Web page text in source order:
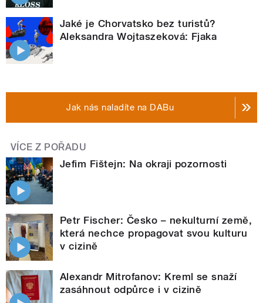
Jaké je Chorvatsko bez turistů?
Aleksandra Wojtaszeková: Fjaka
Jak nás naladíte na DABu
VÍCE Z POŘADU
Jefim Fištejn: Na okraji pozornosti
Petr Fischer: Česko – nekulturní země,
která nechce propagovat svou kulturu
v cizině
Alexandr Mitrofanov: Kreml se snaží
zasáhnout odpůrce i v cizině